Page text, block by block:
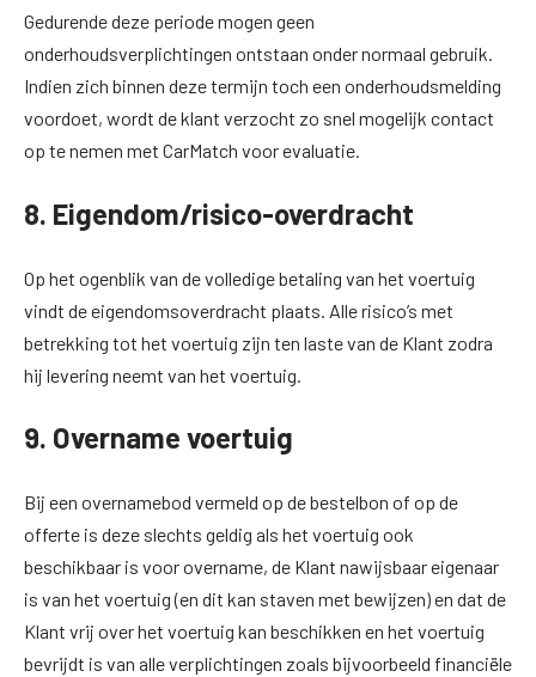
Gedurende deze periode mogen geen
onderhoudsverplichtingen ontstaan onder normaal gebruik.
Indien zich binnen deze termijn toch een onderhoudsmelding
voordoet, wordt de klant verzocht zo snel mogelijk contact
op te nemen met CarMatch voor evaluatie.
8. Eigendom/risico-overdracht
Op het ogenblik van de volledige betaling van het voertuig
vindt de eigendomsoverdracht plaats. Alle risico’s met
betrekking tot het voertuig zijn ten laste van de Klant zodra
hij levering neemt van het voertuig.
9. Overname voertuig
Bij een overnamebod vermeld op de bestelbon of op de
offerte is deze slechts geldig als het voertuig ook
beschikbaar is voor overname, de Klant nawijsbaar eigenaar
is van het voertuig (en dit kan staven met bewijzen) en dat de
Klant vrij over het voertuig kan beschikken en het voertuig
bevrijdt is van alle verplichtingen zoals bijvoorbeeld financiële